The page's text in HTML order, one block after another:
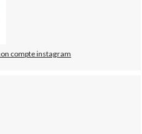
compte instagram